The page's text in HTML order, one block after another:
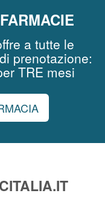
a tutte le
prenotazione:
TRE mesi